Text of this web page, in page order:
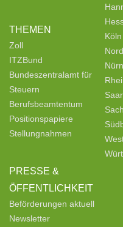
THEMEN
Zoll
ITZBund
Bundeszentralamt für
Steuern
Berufsbeamtentum
Positionspapiere
Stellungnahmen
PRESSE &
ÖFFENTLICHKEIT
Beförderungen aktuell
Newsletter
Köln
Nord